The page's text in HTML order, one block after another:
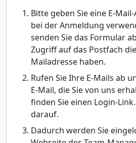
Bitte geben Sie eine E-
bei der Anmeldung
senden Sie das Formular
Zugriff auf das Postfach
Mailadresse haben.
Rufen Sie Ihre E-Mails ab
E-Mail, die Sie von uns
finden Sie einen Login-
darauf.
Dadurch werden Sie